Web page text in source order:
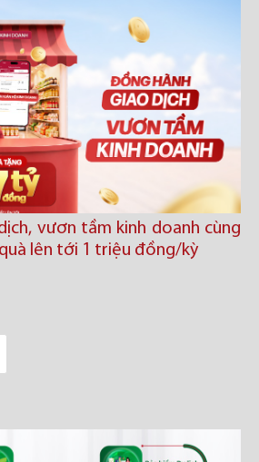
vươn tầm kinh doanh cùng
lên tới 1 triệu đồng/kỳ